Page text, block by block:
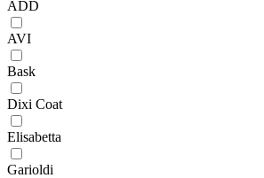
ADD
AVI
Bask
Dixi Coat
Elisabetta
Garioldi